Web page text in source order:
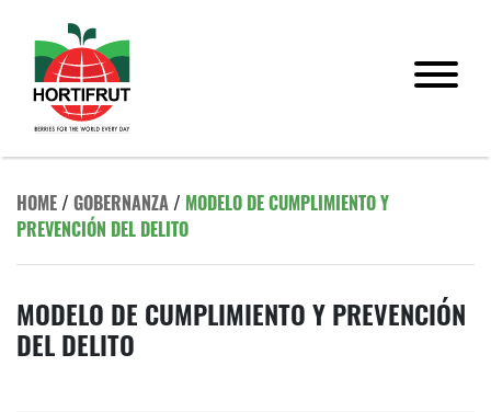
HOME / GOBERNANZA / MODELO DE CUMPLIMIENTO Y
PREVENCIÓN DEL DELITO
MODELO DE CUMPLIMIENTO Y PREVENCIÓN
DEL DELITO